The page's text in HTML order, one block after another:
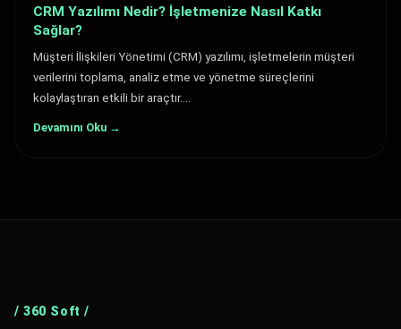
CRM Yazılımı Nedir? İşletmenize Nasıl Katkı
Sağlar?
Müşteri İlişkileri Yönetimi (CRM) yazılımı, işletmelerin müşteri
verilerini toplama, analiz etme ve yönetme süreçlerini
kolaylaştıran etkili bir araçtır.…
Devamını Oku →
/ 360 Soft /